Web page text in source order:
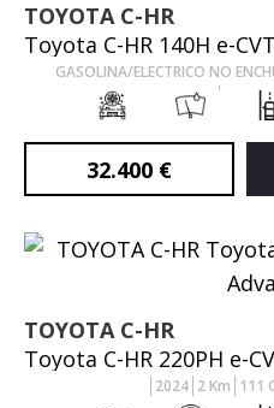
TOYOTA C-HR
Toyota C-HR 140H e-
GASOLINA/ELECTRICO NO
32.400 €
TOYOTA C-HR
Toyota C-HR 220PH e-
2024 2 Km 111